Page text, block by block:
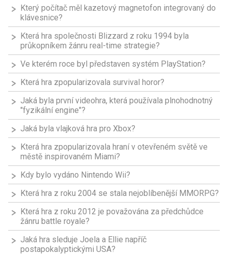
Který počítač měl kazetový magnetofon integrovaný do
klávesnice?
Která hra společnosti Blizzard z roku 1994 byla
průkopníkem žánru real-time strategie?
Ve kterém roce byl představen systém PlayStation?
Která hra zpopularizovala survival horor?
Jaká byla první videohra, která používala plnohodnotný
"fyzikální engine"?
Jaká byla vlajková hra pro Xbox?
Která hra zpopularizovala hraní v otevřeném světě ve
městě inspirovaném Miami?
Kdy bylo vydáno Nintendo Wii?
Která hra z roku 2004 se stala nejoblíbenější MMORPG?
Která hra z roku 2012 je považována za předchůdce
žánru battle royale?
Jaká hra sleduje Joela a Ellie napříč
postapokalyptickými USA?